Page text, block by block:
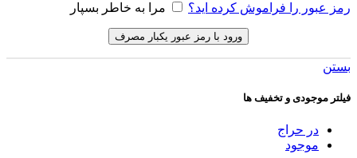
رمز عبور را فراموش کرده اید؟ مرا به خاطر بسپار
ورود با رمز عبور یکبار مصرف
بستن
فیلتر موجودی و تخفیف ها
در حراج
موجود